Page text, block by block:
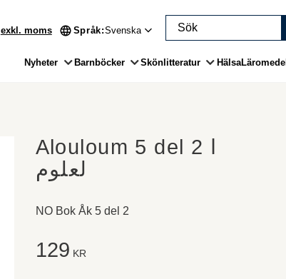
exkl. moms Språk
Nyheter Barnböcker Skönlitteratur HälsaLäromedel
Alouloum 5 del 2 ا
لعلوم
NO Bok Åk 5 del 2
129 KR